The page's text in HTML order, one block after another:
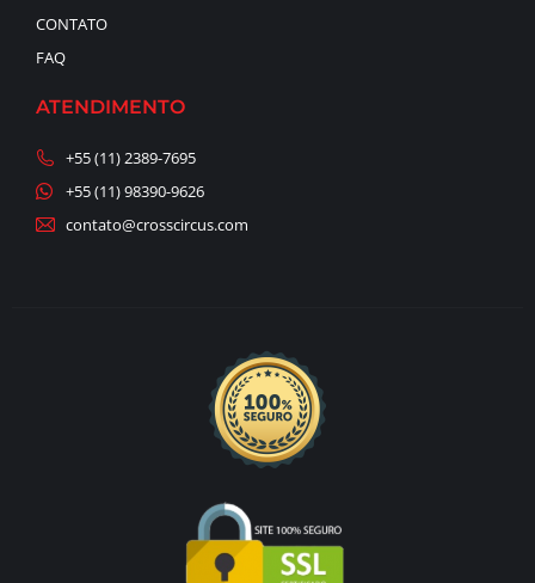
CONTATO
FAQ
ATENDIMENTO
+55 (11) 2389-7695
+55 (11) 98390-9626
contato@crosscircus.com